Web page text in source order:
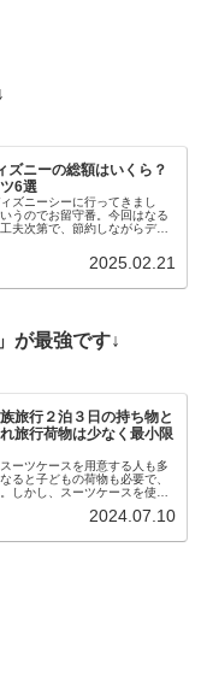
ズニーの総額はいくら？
6選
ズニーシーに行ってきまし
うのでお留守番。今回はなる
夫次第で、節約しながらディ
2025.02.21
が最強です↓
旅行２泊３日の持ち物と
旅行荷物は少なく最小限
ーツケースを用意する人も多
ると子どもの荷物も必要で、
しかし、スーツケースを使う
2024.07.10